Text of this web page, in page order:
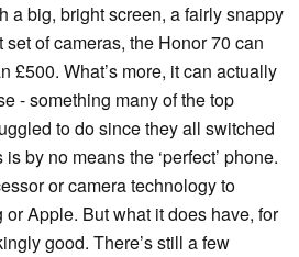
a big, bright screen, a fairly snappy
of cameras, the Honor 70 can
£500. What’s more, it can actually
- something many of the top
to do since they all switched
by no means the ‘perfect’ phone.
or camera technology to
Apple. But what it does have, for
good. There’s still a few